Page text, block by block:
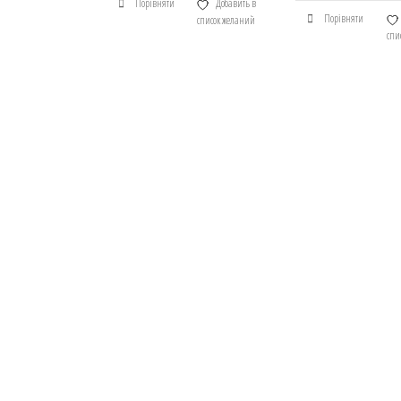
Порівняти
Добавить в
список желаний
Порівняти